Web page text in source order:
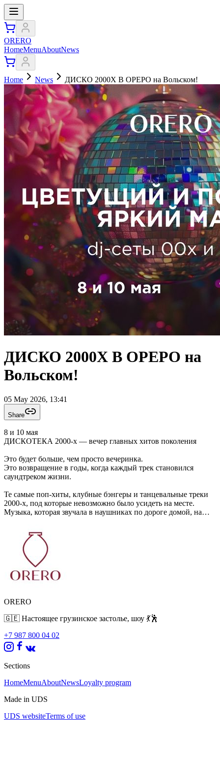
ORERO
HomeMenuAboutNews
Home News ДИСКО 2000Х В ОРЕРО на Вольском!
ДИСКО 2000Х В ОРЕРО на
Вольском!
05 May 2026, 13:41
Share
8 и 10 мая
ДИСКОТЕКА 2000-х — вечер главных хитов поколения
Это будет больше, чем просто вечеринка.
Это возвращение в годы, когда каждый трек становился
саундтреком жизни.
Те самые поп-хиты, клубные бэнгеры и танцевальные треки
2000-х, под которые невозможно было усидеть на месте.
Музыка, которая звучала в наушниках по дороге домой, на
В эту ночь «Ореро» наполнится атмосферой беззаботных
нулевых:
яркий свет, знакомые мотивы, танцы и ощущение, будто
завтра можно никуда не спешить.
Здесь снова будут подпевать каждому припеву.
И снова танцевать так, будто на календаре 2007-й.
ORERO
🇬🇪 Настоящее грузинское застолье, шоу 💃🕺
+7 987 800 04 02
Sections
HomeMenuAboutNewsLoyalty program
Made in UDS
UDS websiteTerms of use